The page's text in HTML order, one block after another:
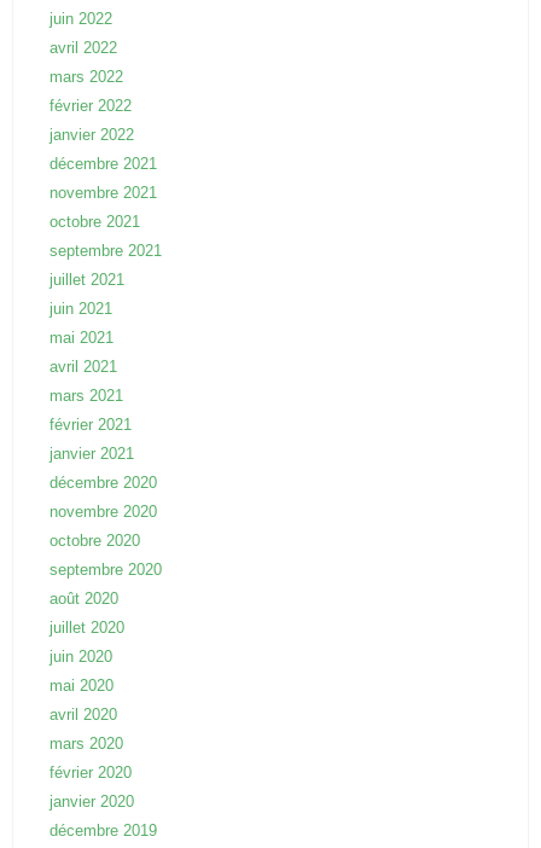
juin 2022
avril 2022
mars 2022
février 2022
janvier 2022
décembre 2021
novembre 2021
octobre 2021
septembre 2021
juillet 2021
juin 2021
mai 2021
avril 2021
mars 2021
février 2021
janvier 2021
décembre 2020
novembre 2020
octobre 2020
septembre 2020
août 2020
juillet 2020
juin 2020
mai 2020
avril 2020
mars 2020
février 2020
janvier 2020
décembre 2019